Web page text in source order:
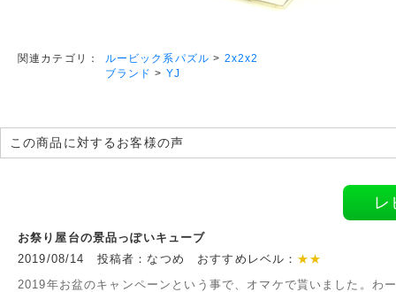
関連カテゴリ： ルービック系パズル > 2x2x2
ブランド > YJ
この商品に対するお客様の声
レ
お祭り屋台の景品っぽいキューブ
2019/08/14 投稿者：なつめ おすすめレベル： ★★
2019年お盆のキャンペーンという事で、オマケで貰いました。わ